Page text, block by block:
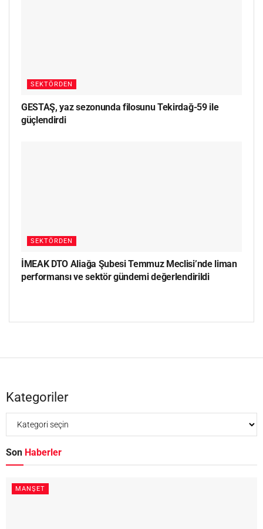
SEKTÖRDEN
GESTAŞ, yaz sezonunda filosunu Tekirdağ-59 ile
güçlendirdi
SEKTÖRDEN
İMEAK DTO Aliağa Şubesi Temmuz Meclisi’nde liman
performansı ve sektör gündemi değerlendirildi
Kategoriler
Son Haberler
MANŞET